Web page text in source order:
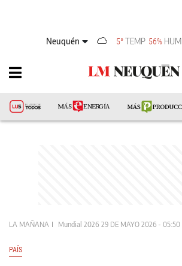
Neuquén 5° TEMP 56% HUM
LA MAÑANA Mundial 2026 29 DE MAYO 2026 - 05:50
PAÍS